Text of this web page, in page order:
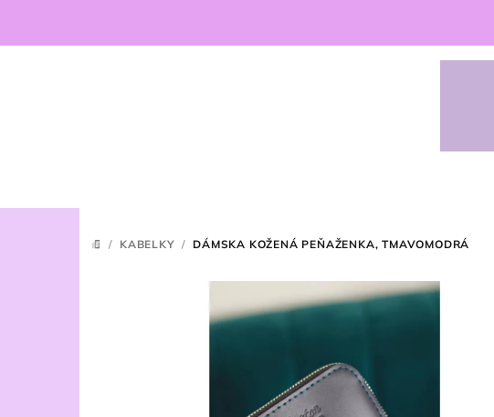
DOMOV
/ KABELKY / DÁMSKA KOŽENÁ PEŇAŽENKA, TMAVOMODRÁ